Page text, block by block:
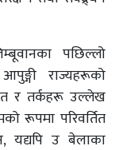
पछिल्लो
राज्यहरूको
मत र तर्कहरू उल्लेख
रूपमा परिवर्तित
यद्यपि उ बेलाका